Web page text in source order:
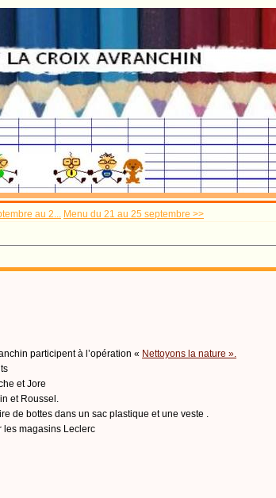
au 2... Menu du 21 au 25 septembre >>
participent à l’opération « Nettoyons la nature ».
et Jore
et Roussel.
de bottes dans un sac plastique et une veste .
les magasins Leclerc